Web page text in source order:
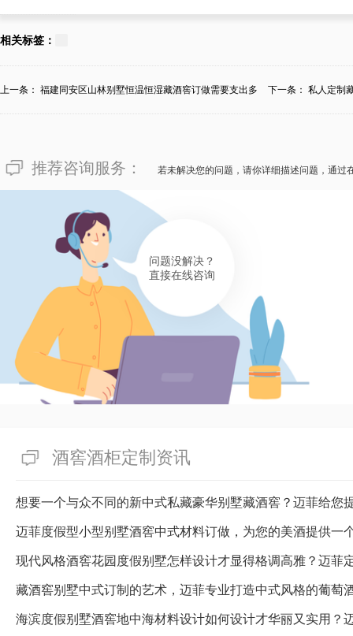
相关标签：
上一条： 福建同安区山林别墅恒温恒湿藏酒窖订做需要支出多
下一条： 私人定制
推荐咨询服务： 若未解决您的问题，请你详细描述问题，通过
问题没解决？
直接在线咨询
酒窖酒柜定制资讯
想要一个与众不同的新中式私藏豪华别墅藏酒窖？迈菲给您
迈菲度假型小型别墅酒窖中式材料订做，为您的美酒提供一
藏酒窖别墅中式订制的艺术，迈菲专业打造中式风格的葡萄
海滨度假别墅酒窖地中海材料设计如何设计才华丽又实用？